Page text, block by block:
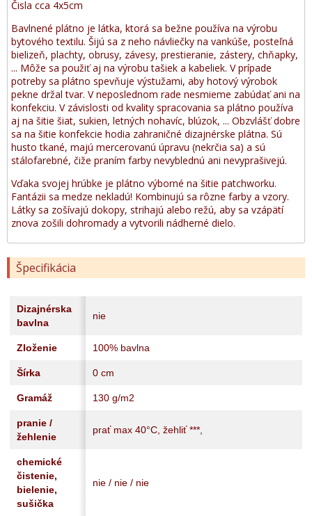
Čisla cca 4x5cm
Bavlnené plátno je látka, ktorá sa bežne používa na výrobu
bytového textilu. Šijú sa z neho návliečky na vankúše, posteľná
bielizeň, plachty, obrusy, závesy, prestieranie, zástery, chňapky,
... Môže sa použiť aj na výrobu tašiek a kabeliek. V prípade
potreby sa plátno spevňuje výstužami, aby hotový výrobok
pekne držal tvar. V neposlednom rade nesmieme zabúdať ani na
konfekciu. V závislosti od kvality spracovania sa plátno používa
aj na šitie šiat, sukien, letných nohavíc, blúzok, ... Obzvlášť dobre
sa na šitie konfekcie hodia zahraničné dizajnérske plátna. Sú
husto tkané, majú mercerovanú úpravu (nekrčia sa) a sú
stálofarebné, čiže praním farby nevyblednú ani nevyprašivejú.
Vďaka svojej hrúbke je plátno výborné na šitie patchworku.
Fantázii sa medze nekladú! Kombinujú sa rôzne farby a vzory.
Látky sa zošívajú dokopy, strihajú alebo režú, aby sa vzápätí
znova zošili dohromady a vytvorili nádherné dielo.
Špecifikácia
Dizajnérska
bavlna
nie
Zloženie 100% bavlna
Šírka 0 cm
Gramáž 130 g/m2
pranie /
žehlenie
prať max 40°C, žehliť ***,
chemické
čistenie,
bielenie,
sušička
nie / nie / nie